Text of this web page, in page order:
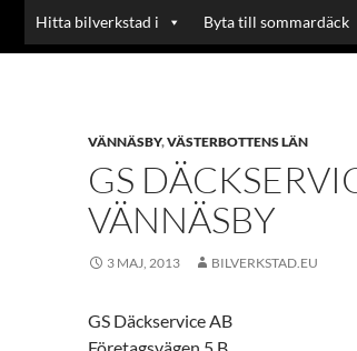
Hitta bilverkstad i Byta till sommardäck
VÄNNÄSBY,VÄSTERBOTTENS LÄN
GS
VÄNNÄSBY
3 MAJ, 2013 BILVERKSTAD.EU
GS Däckservice AB